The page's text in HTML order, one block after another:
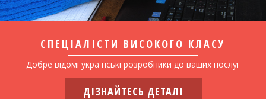
СПЕЦІАЛІСТИ ВИСОКОГО КЛАСУ
Добре відомі українські розробники до ваших послуг
ДІЗНАЙТЕСЬ ДЕТАЛІ